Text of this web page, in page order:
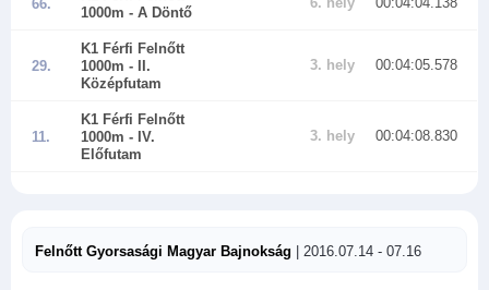
66.
1000m - A Döntő
29.
K1 Férfi Felnőtt
1000m - II.
Középfutam
3. hely 00:04:05.578
11.
K1 Férfi Felnőtt
1000m - IV.
Előfutam
3. hely 00:04:08.830
Felnőtt Gyorsasági Magyar Bajnokság | 2016.07.14 - 07.16